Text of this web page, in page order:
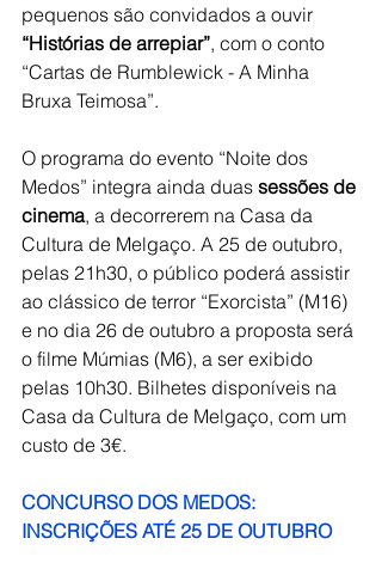
pequenos são convidados a ouvir
“Histórias de arrepiar”, com o conto
“Cartas de Rumblewick - A Minha
Bruxa Teimosa”.
O programa do evento “Noite dos
Medos” integra ainda duas sessões de
cinema, a decorrerem na Casa da
Cultura de Melgaço. A 25 de outubro,
pelas 21h30, o público poderá assistir
ao clássico de terror “Exorcista” (M16)
e no dia 26 de outubro a proposta será
o filme Múmias (M6), a ser exibido
pelas 10h30. Bilhetes disponíveis na
Casa da Cultura de Melgaço, com um
custo de 3€.
CONCURSO DOS MEDOS:
INSCRIÇÕES ATÉ 25 DE OUTUBRO